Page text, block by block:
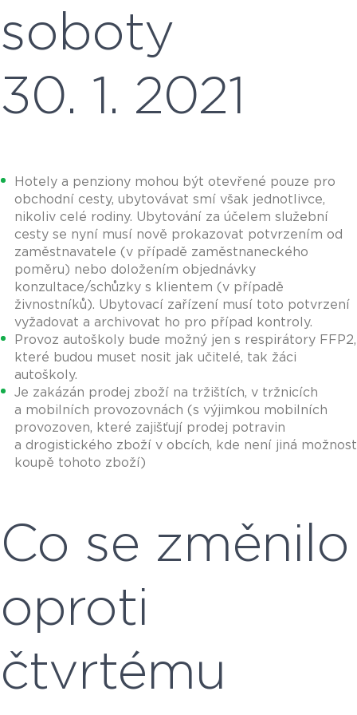
soboty
30. 1. 2021
Hotely a penziony mohou být otevřené pouze pro
obchodní cesty, ubytovávat smí však jednotlivce,
nikoliv celé rodiny. Ubytování za účelem služební
cesty se nyní musí nově prokazovat potvrzením od
zaměstnavatele (v případě zaměstnaneckého
poměru) nebo doložením objednávky
konzultace/schůzky s klientem (v případě
živnostníků). Ubytovací zařízení musí toto potvrzení
vyžadovat a archivovat ho pro případ kontroly.
Provoz autoškoly bude možný jen s respirátory FFP2,
které budou muset nosit jak učitelé, tak žáci
autoškoly.
Je zakázán prodej zboží na tržištích, v tržnicích
a mobilních provozovnách (s výjimkou mobilních
provozoven, které zajišťují prodej potravin
a drogistického zboží v obcích, kde není jiná možnost
koupě tohoto zboží)
Co se změnilo
oproti
čtvrtému